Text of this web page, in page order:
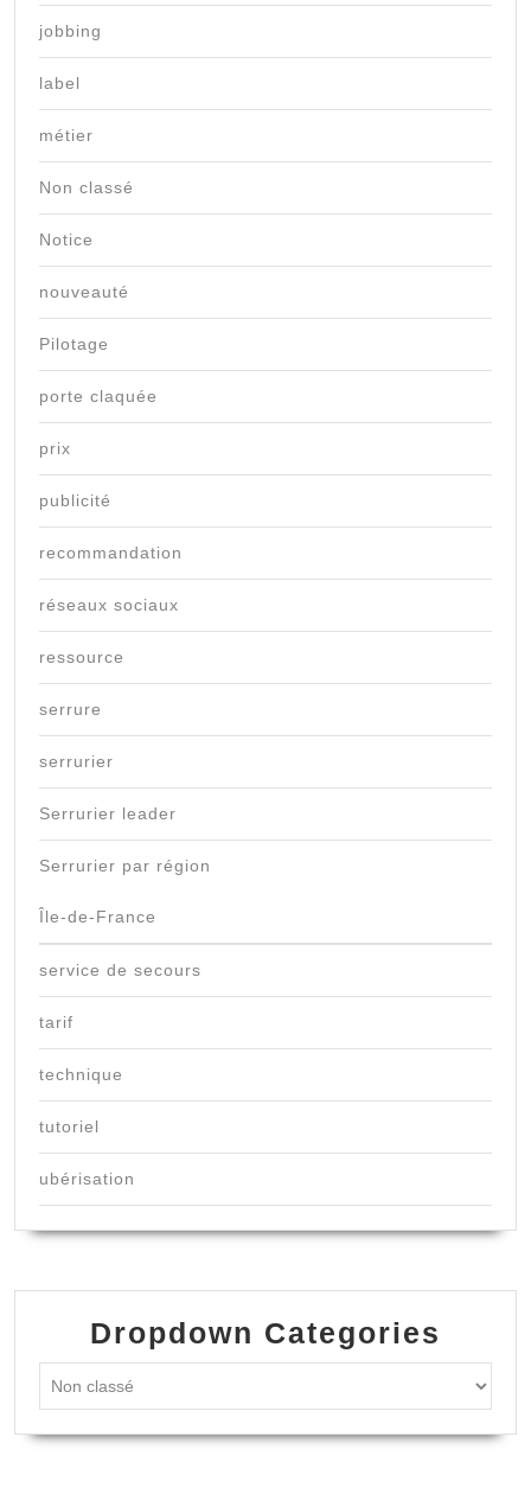
jobbing
label
métier
Non classé
Notice
nouveauté
Pilotage
porte claquée
prix
publicité
recommandation
réseaux sociaux
ressource
serrure
serrurier
Serrurier leader
Serrurier par région
Île-de-France
service de secours
tarif
technique
tutoriel
ubérisation
Dropdown Categories